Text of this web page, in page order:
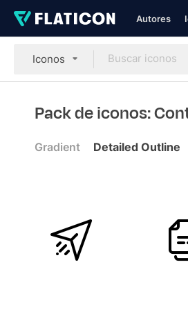
Autores
Iconos
Pack de iconos:
Gradient Detailed Outline